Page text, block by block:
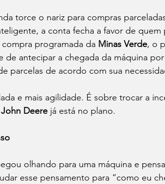
torce o nariz para compras
a conta fecha a favor de quem
programada da Minas Verde, o
de antecipar a chegada da máquina
parcelas de acordo com sua
e mais agilidade. É sobre trocar a
John Deere já está no plano.
olhando para uma máquina e
esse pensamento para “como eu